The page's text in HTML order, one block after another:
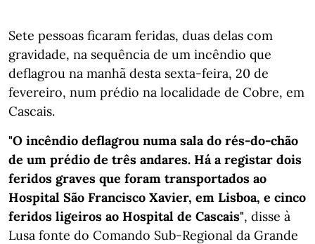
Sete pessoas ficaram feridas, duas delas com
gravidade, na sequência de um incêndio que
deflagrou na manhã desta sexta-feira, 20 de
fevereiro, num prédio na localidade de Cobre, em
Cascais.
"O incêndio deflagrou numa sala do rés-do-chão
de um prédio de três andares. Há a registar dois
feridos graves que foram transportados ao
Hospital São Francisco Xavier, em Lisboa, e cinco
feridos ligeiros ao Hospital de Cascais", disse à
Lusa fonte do Comando Sub-Regional da Grande